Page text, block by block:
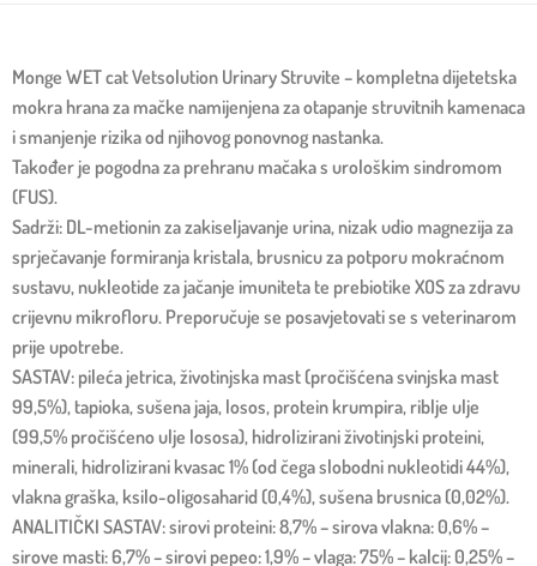
Monge WET cat Vetsolution Urinary Struvite – kompletna dijetetska
mokra hrana za mačke namijenjena za otapanje struvitnih kamenaca
i smanjenje rizika od njihovog ponovnog nastanka.
Također je pogodna za prehranu mačaka s urološkim sindromom
(FUS).
Sadrži: DL-metionin za zakiseljavanje urina, nizak udio magnezija za
sprječavanje formiranja kristala, brusnicu za potporu mokraćnom
sustavu, nukleotide za jačanje imuniteta te prebiotike XOS za zdravu
crijevnu mikrofloru. Preporučuje se posavjetovati se s veterinarom
prije upotrebe.
SASTAV: pileća jetrica, životinjska mast (pročišćena svinjska mast
99,5%), tapioka, sušena jaja, losos, protein krumpira, riblje ulje
(99,5% pročišćeno ulje lososa), hidrolizirani životinjski proteini,
minerali, hidrolizirani kvasac 1% (od čega slobodni nukleotidi 44%),
vlakna graška, ksilo-oligosaharid (0,4%), sušena brusnica (0,02%).
ANALITIČKI SASTAV: sirovi proteini: 8,7% – sirova vlakna: 0,6% –
sirove masti: 6,7% – sirovi pepeo: 1,9% – vlaga: 75% – kalcij: 0,25% –